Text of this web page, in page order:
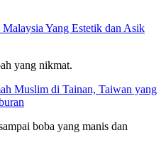
Yang Estetik dan Asik
yang nikmat.
Muslim di Tainan, Taiwan yang
boba yang manis dan